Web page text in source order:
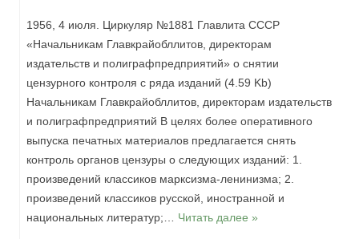
1956, 4 июля. Циркуляр №1881 Главлита СССР
«Начальникам Главкрайобллитов, директорам
издательств и полиграфпредприятий» о снятии
цензурного контроля с ряда изданий (4.59 Kb)
Начальникам Главкрайобллитов, директорам издательств
и полиграфпредприятий В целях более оперативного
выпуска печатных материалов предлагается снять
контроль органов цензуры о следующих изданий: 1.
произведений классиков марксизма-ленинизма; 2.
произведений классиков русской, иностранной и
национальных литератур;… Читать далее »